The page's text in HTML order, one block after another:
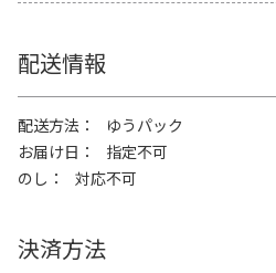
配送情報
配送方法
ゆうパック
お届け日
指定不可
のし
対応不可
決済方法